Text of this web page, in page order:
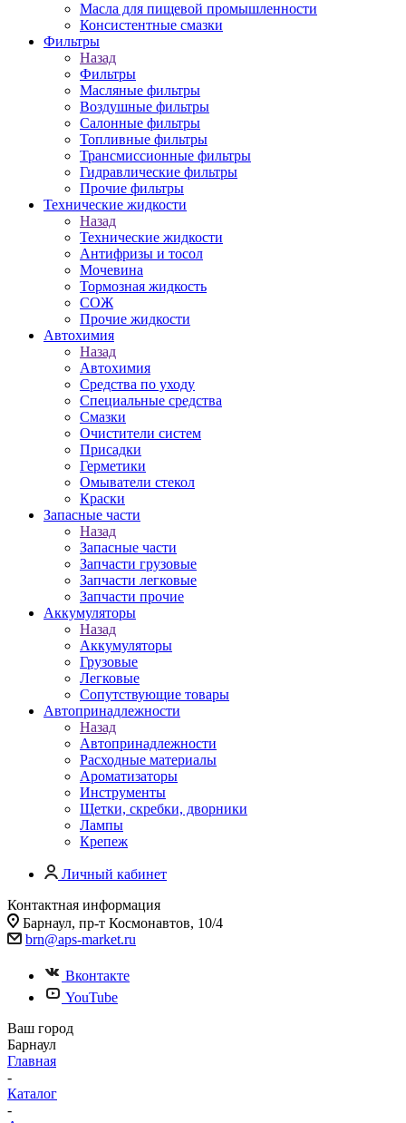
Масла для пищевой промышленности
Консистентные смазки
Фильтры
Назад
Фильтры
Масляные фильтры
Воздушные фильтры
Салонные фильтры
Топливные фильтры
Трансмиссионные фильтры
Гидравлические фильтры
Прочие фильтры
Технические жидкости
Назад
Технические жидкости
Антифризы и тосол
Мочевина
Тормозная жидкость
СОЖ
Прочие жидкости
Автохимия
Назад
Автохимия
Средства по уходу
Специальные средства
Смазки
Очистители систем
Присадки
Герметики
Омыватели стекол
Краски
Запасные части
Назад
Запасные части
Запчасти грузовые
Запчасти легковые
Запчасти прочие
Аккумуляторы
Назад
Аккумуляторы
Грузовые
Легковые
Сопутствующие товары
Автопринадлежности
Назад
Автопринадлежности
Расходные материалы
Ароматизаторы
Инструменты
Щетки, скребки, дворники
Лампы
Крепеж
Личный кабинет
Контактная информация
Барнаул, пр-т Космонавтов, 10/4
brn@aps-market.ru
Вконтакте
YouTube
Ваш город
Барнаул
Главная
-
Каталог
-